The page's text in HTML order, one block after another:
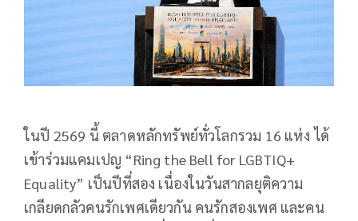
ในปี 2569 นี้ ตลาดหลักทรัพย์ทั่วโลกรวม 16 แห่ง ได้
เข้าร่วมแคมเปญ “Ring the Bell for LGBTIQ+
Equality” เป็นปีที่สอง เนื่องในวันสากลยุติความ
เกลียดกลัวคนรักเพศเดียวกัน คนรักสองเพศ และคน